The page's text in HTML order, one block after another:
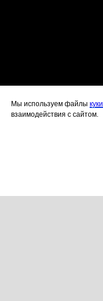
Мы используем файлы куки
взаимодействия с сайтом.